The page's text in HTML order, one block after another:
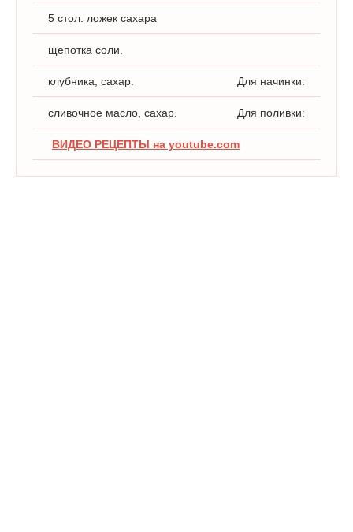
5 стол. ложек сахара
щепотка соли.
Для начинки:
клубника, сахар.
Для поливки:
сливочное масло, сахар.
ВИДЕО РЕЦЕПТЫ на youtube.com